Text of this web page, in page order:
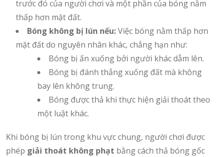
trước đó của người chơi và một phần của bóng nằm
thấp hơn mặt đất.
Bóng không bị lún nếu:Việc bóng nằm thấp hơn
mặt đất do nguyên nhân khác, chẳng hạn như:
Bóng bị ấn xuống bởi người khác dẫm lên.
Bóng bị đánh thẳng xuống đất mà không
bay lên không trung.
Bóng được thả khi thực hiện giải thoát theo
một luật khác.
Khi bóng bị lún trong khu vực chung, người chơi được
phép giải thoát không phạt bằng cách thả bóng gốc